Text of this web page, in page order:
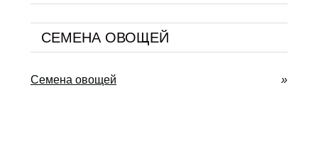
СЕМЕНА ОВОЩЕЙ
Семена овощей »